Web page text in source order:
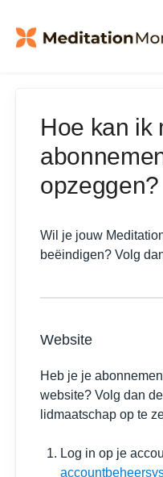
Hoe kan ik
opzeggen?
Wil je jouw
beëindigen? Volg
Website
Heb je je
website? Volg dan
lidmaatschap op te
Log in op je